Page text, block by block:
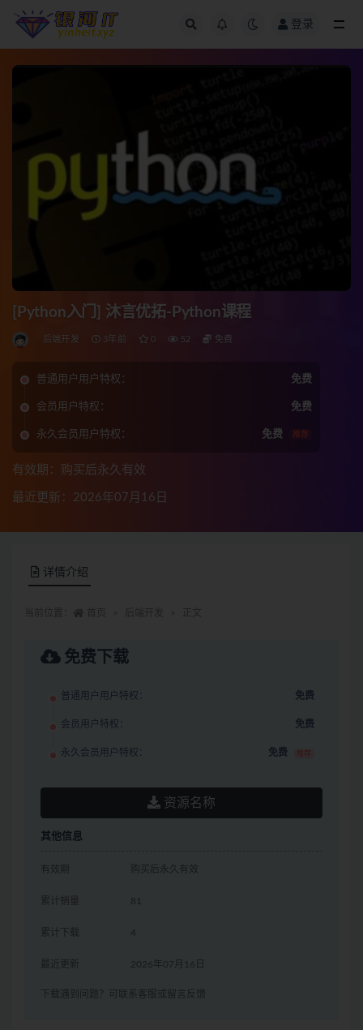
登录
[Python入门] 沐言优拓-Python课程
后端开发 3年前 0 52 免费
普通用户用户特权： 免费
会员用户特权： 免费
永久会员用户特权： 免费 推荐
有效期：购买后永久有效
最近更新：2026年07月16日
详情介绍
免费下载
普通用户用户特权： 免费
会员用户特权： 免费
永久会员用户特权： 免费 推荐
资源名称
其他信息
有效期 购买后永久有效
累计销量 81
累计下载 4
最近更新 2026年07月16日
下载遇到问题？可联系客服或留言反馈